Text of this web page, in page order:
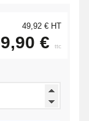
49,92 € HT
€ ttc